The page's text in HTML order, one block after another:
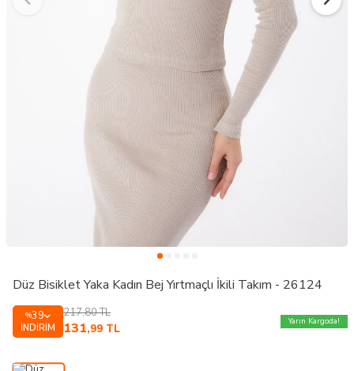
Düz Bisiklet Yaka Kadın Bej Yırtmaçlı İkili Takım - 26124
%39
İNDIRIM
217,80TL
131,99 TL
Yarın Kargoda!